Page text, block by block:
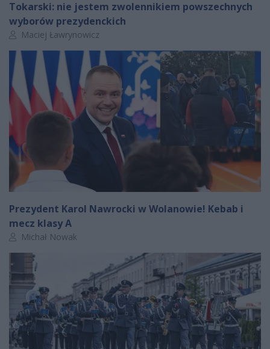
Tokarski: nie jestem zwolennikiem powszechnych
wyborów prezydenckich
Autor artykułu:
Maciej Ławrynowicz
Prezydent Karol Nawrocki w Wolanowie! Kebab i
mecz klasy A
Autor artykułu:
Michał Nowak